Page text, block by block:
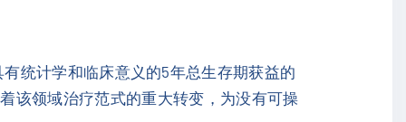
统计学和临床意义的5年总生存期获益的
该领域治疗范式的重大转变，为没有可操